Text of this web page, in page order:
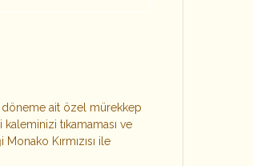
ait özel mürekkep
tıkamaması ve
Kırmızısı ile